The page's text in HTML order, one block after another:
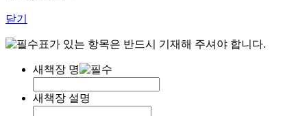
닫기
표가 있는 항목은 반드시 기재해 주셔야 합니다.
새책장 명
새책장 설명